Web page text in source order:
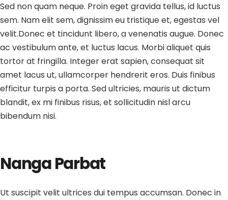
Sed non quam neque. Proin eget gravida tellus, id luctus
sem. Nam elit sem, dignissim eu tristique et, egestas vel
velit.Donec et tincidunt libero, a venenatis augue. Donec
ac vestibulum ante, et luctus lacus. Morbi aliquet quis
tortor at fringilla. Integer erat sapien, consequat sit
amet lacus ut, ullamcorper hendrerit eros. Duis finibus
efficitur turpis a porta. Sed ultricies, mauris ut dictum
blandit, ex mi finibus risus, et sollicitudin nisl arcu
bibendum nisi.
Nanga Parbat
Ut suscipit velit ultrices dui tempus accumsan. Donec in